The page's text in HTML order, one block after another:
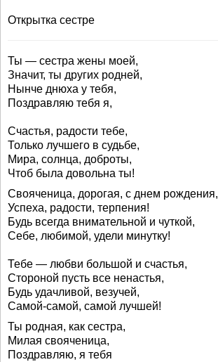
Открытка сестре
Ты — сестра жены моей,
Значит, ты других родней,
Нынче днюха у тебя,
Поздравляю тебя я,
Счастья, радости тебе,
Только лучшего в судьбе,
Мира, солнца, доброты,
Чтоб была довольна ты!
Свояченица, дорогая, с днем рождения,
Успеха, радости, терпения!
Будь всегда внимательной и чуткой,
Себе, любимой, удели минутку!
Тебе — любви большой и счастья,
Стороной пусть все ненастья,
Будь удачливой, везучей,
Самой-самой, самой лучшей!
Ты родная, как сестра,
Милая свояченица,
Поздравляю, я тебя